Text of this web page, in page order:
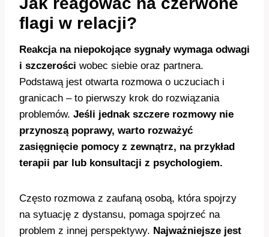
flagi w relacji?
Reakcja na niepokojące sygnały wymaga odwagi
i szczerości wobec siebie oraz partnera.
Podstawą jest otwarta rozmowa o uczuciach i
granicach – to pierwszy krok do rozwiązania
problemów. Jeśli jednak szczere rozmowy nie
przynoszą poprawy, warto rozważyć
zasięgnięcie pomocy z zewnątrz, na przykład
terapii par lub konsultacji z psychologiem.
Często rozmowa z zaufaną osobą, która spojrzy
na sytuację z dystansu, pomaga spojrzeć na
problem z innej perspektywy. Najważniejsze jest